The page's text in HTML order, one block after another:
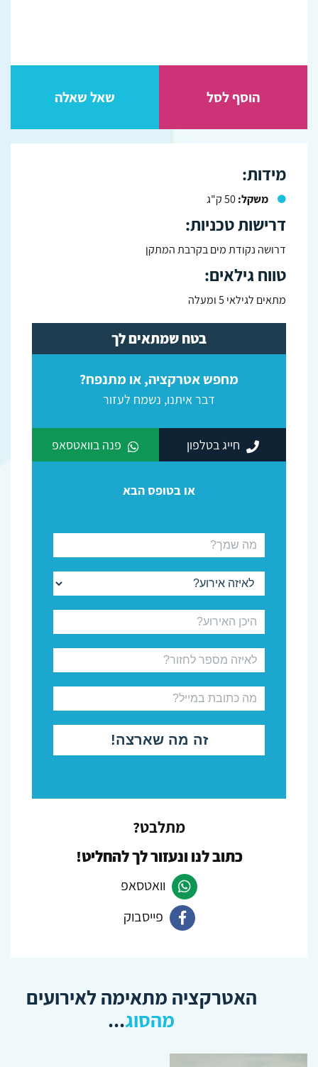
הוסף לסל שאל שאלה
מידות:
משקל:
דרישות טכניות:
דרושה נקודת מים בקרבת המתקן
טווח גילאים:
מתאים לגילאי 5 ומעלה
בטח שמתאים לך
מחפש אטרקציה, או מתנפח?
דבר איתנו, נשמח לעזור
חייג בטלפון פנה בוואטסאפ
או בטופס הבא
מתלבט?
כתוב לנו ונעזור לך להחליט!
פנה
וואטסאפ
Facebook
פייסבוק
האטרקציה מתאימה לאירועים
מהסוג...